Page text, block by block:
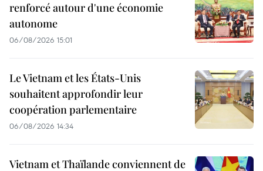
renforcé autour d'une économie
autonome
06/08/2026 15:01
Le Vietnam et les États-Unis
souhaitent approfondir leur
coopération parlementaire
06/08/2026 14:34
Vietnam et Thaïlande conviennent de